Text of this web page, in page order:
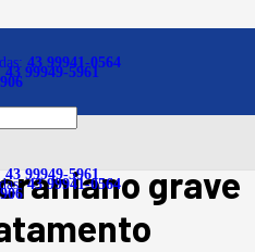
43 99941-0564
43 99949-5961
43 99949-5961
43 99941-0564
deve
vítima de
grave